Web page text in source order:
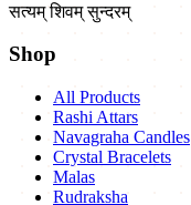
सत्यम् शिवम् सुन्दरम्
Shop
All Products
Rashi Attars
Navagraha Candles
Crystal Bracelets
Malas
Rudraksha